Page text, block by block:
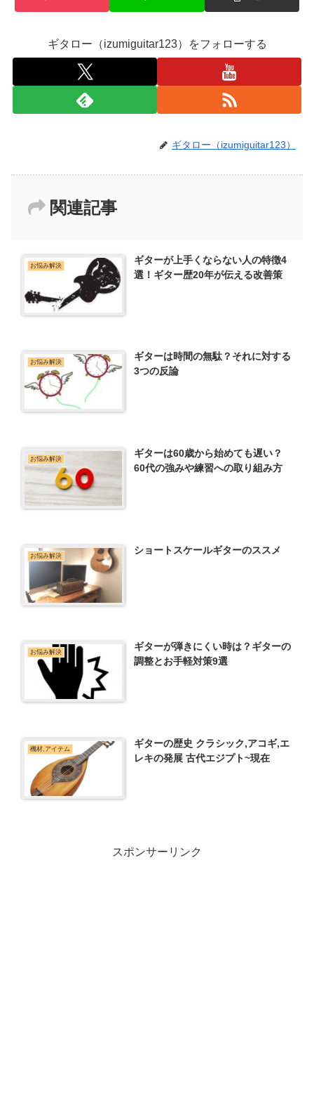
ギタロー（izumiguitar123）をフォローする
ギタロー（izumiguitar123）
関連記事
お悩み解決
ギターが上手くならない人の特徴4
選！ギター歴20年が伝える改善策
お悩み解決
ギターは時間の無駄？それに対する
3つの反論
お悩み解決
ギターは60歳から始めても遅い？
60代の強みや練習への取り組み方
お悩み解決 ショートスケールギターのススメ
お悩み解決
ギターが弾きにくい時は？ギターの
調整とお手軽対策9選
機材,アイテム
ギターの歴史 クラシック,アコギ,エ
レキの発展 古代エジプト~現在
スポンサーリンク